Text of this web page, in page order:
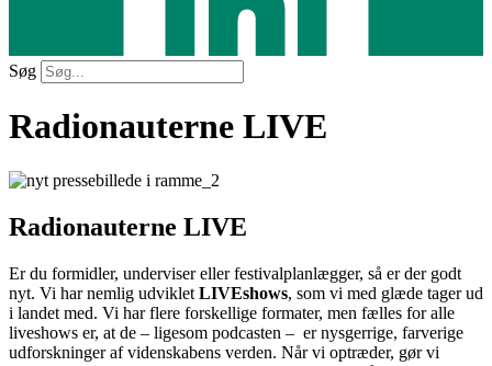
Søg
Radionauterne LIVE
Radionauterne LIVE
Er du formidler, underviser eller festivalplanlægger, så er der godt
nyt. Vi har nemlig udviklet LIVEshows, som vi med glæde tager ud
i landet med. Vi har flere forskellige formater, men fælles for alle
liveshows er, at de – ligesom podcasten – er nysgerrige, farverige
udforskninger af videnskabens verden. Når vi optræder, gør vi